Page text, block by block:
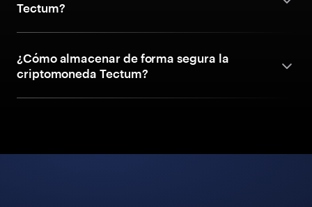
Tectum?
¿Cómo almacenar de forma segura la
criptomoneda Tectum?